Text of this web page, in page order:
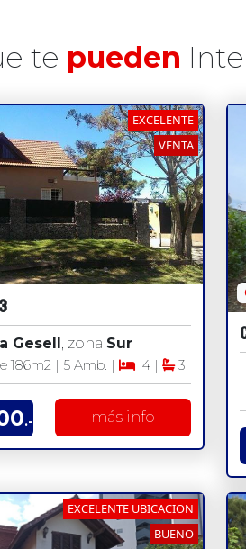
te pueden
EXCELENTE
VENTA
Gesell , zona Sur
186m2 | 5 Amb. | 4 | 3
.- más info
EXCELENTE UBICACION
BUENO